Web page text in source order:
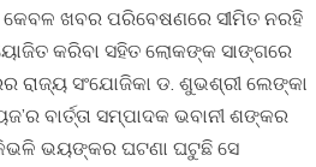
ଖବର ପରିବେଷଣରେ ସୀମିତ ନରହି
କରିବା ସହିତ ଲୋକଙ୍କ ସାଙ୍ଗରେ
ରାଜ୍ୟ ସଂଯୋଜିକା ଡ. ଶୁଭଶ୍ରୀ ଲେଙ୍କା
ବାର୍ତ୍ତା ସମ୍ପାଦକ ଭବାନୀ ଶଙ୍କର
ଭୟଙ୍କର ଘଟଣା ଘଟୁଛି ସେ